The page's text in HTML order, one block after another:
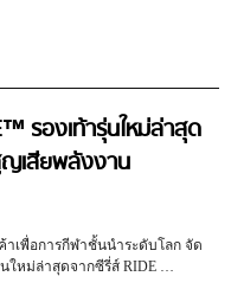
รองเท้ารุ่นใหม่ล่าสุด
ญเสียพลังงาน
เพื่อการกีฬาชั้นนำระดับโลก จัด
ใหม่ล่าสุดจากซีรี่ส์ RIDE …